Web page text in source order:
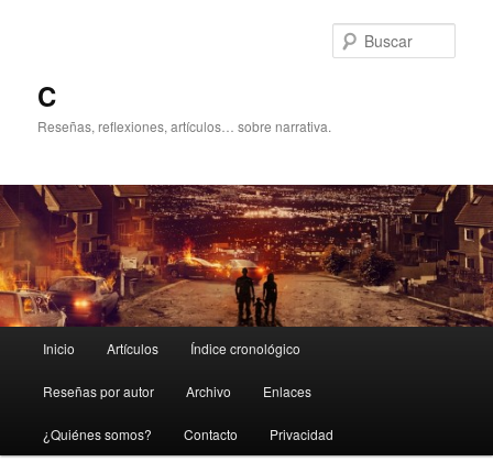
C
Reseñas, reflexiones, artículos… sobre narrativa.
principal
Inicio Artículos Índice cronológico
Reseñas por autor Archivo Enlaces
¿Quiénes somos? Contacto Privacidad